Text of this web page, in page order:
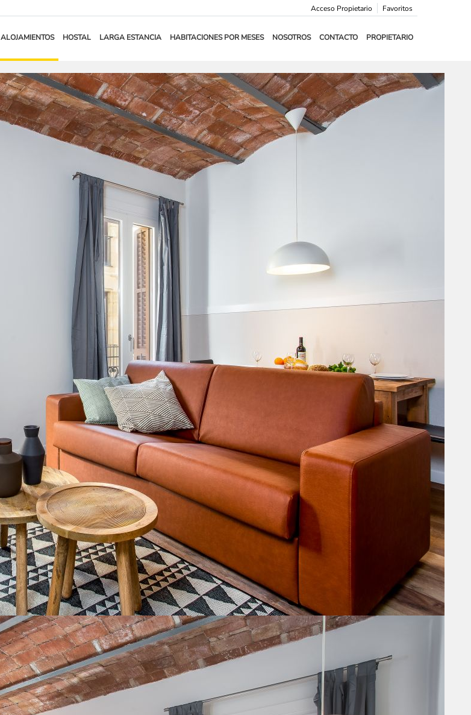
Favoritos
Acceso Propietario
ALOJAMIENTOS HOSTAL LARGA ESTANCIA HABITACIONES POR MESES NOSOTROS CONTACTO PROPIETARIO